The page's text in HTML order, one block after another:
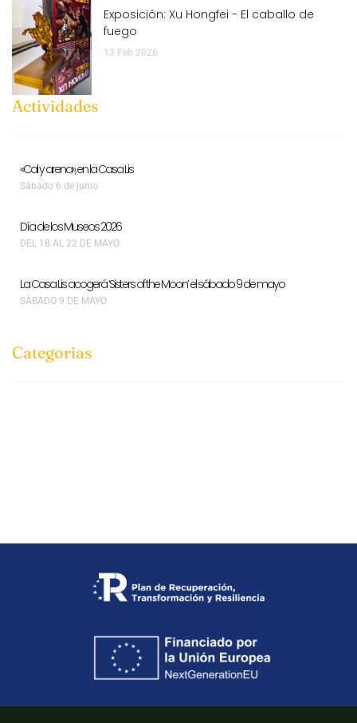
Exposición: Xu Hongfei - El caballo de
fuego
13 Feb 2026
Actividades
«Cal y arena», en la Casa Lis
Sábado 6 de junio
Día de los Museos 2026
DEL 18 AL 22 DE MAYO
La Casa Lis acogerá ‘Sisters of the Moon’ el sábado 9 de mayo
SÁBADO 9 DE MAYO
Categorias